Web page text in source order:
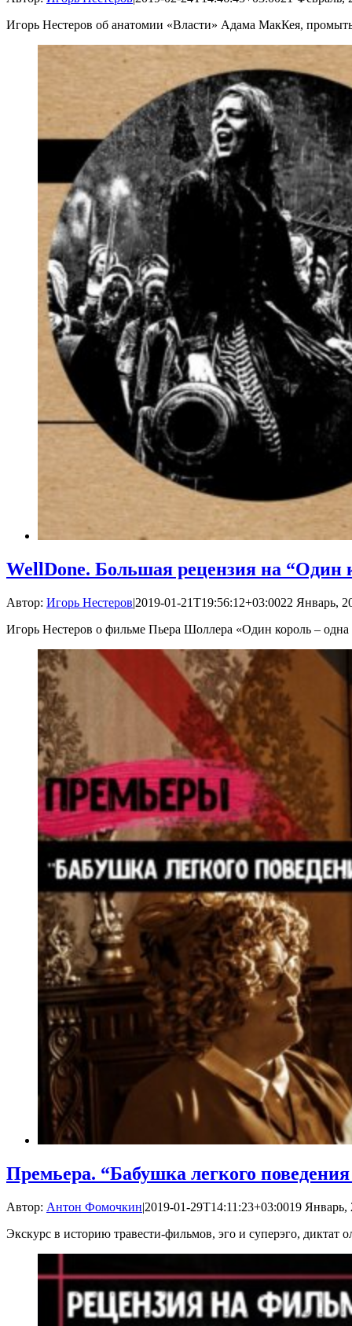
Игорь Нестеров об анатомии «Власти» Адама МакКея,
WellDone. Большая рецензия на
Автор: Игорь Нестеров|2019-01-21T19:56:12+03:0022 Январь,
Игорь Нестеров о фильме Пьера Шоллера «Один король –
Премьера. “Бабушка легкого
Автор: Антон Фомочкин|2019-01-29T14:11:23+03:0019 Январь,
Экскурс в историю травести-фильмов, эго и суперэго, диктат